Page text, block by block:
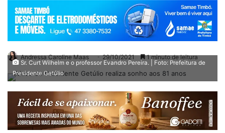
Andressa Caroline Maas 29/10/2021 1 minuto de leitura
Sr. Curt Wilhelm e o professor Evandro Pereira. | Foto: Prefeitura de
Presidente Getúlio